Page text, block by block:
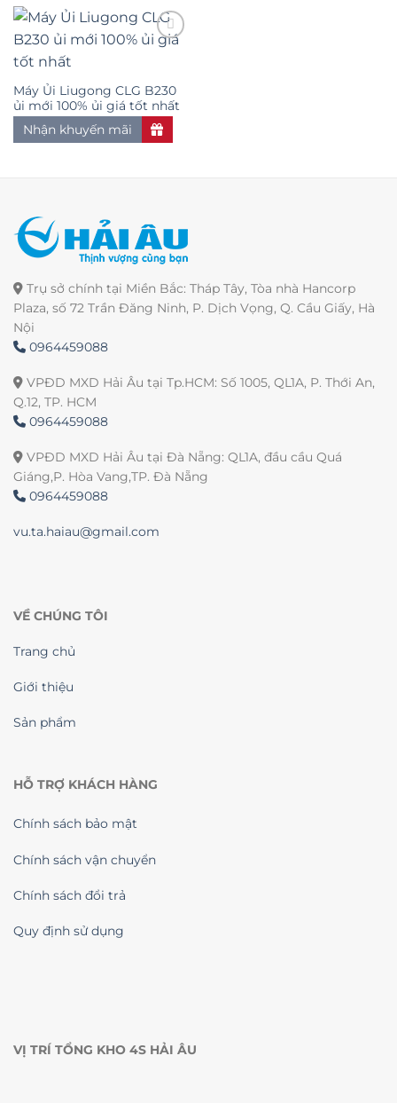
wishlist
Máy Ủi Liugong CLG B230
ủi mới 100% ủi giá tốt nhất
Nhận khuyến mãi
Trụ sở chính tại Miền Bắc: Tháp Tây, Tòa nhà Hancorp
Plaza, số 72 Trần Đăng Ninh, P. Dịch Vọng, Q. Cầu Giấy, Hà
Nội
0964459088
VPĐD MXD Hải Âu tại Tp.HCM: Số 1005, QL1A, P. Thới An,
Q.12, TP. HCM
0964459088
VPĐD MXD Hải Âu tại Đà Nẵng: QL1A, đầu cầu Quá
Giáng,P. Hòa Vang,TP. Đà Nẵng
0964459088
vu.ta.haiau@gmail.com
VỀ CHÚNG TÔI
Trang chủ
Giới thiệu
Sản phẩm
HỖ TRỢ KHÁCH HÀNG
Chính sách bảo mật
Chính sách vận chuyển
Chính sách đổi trả
Quy định sử dụng
VỊ TRÍ TỔNG KHO 4S HẢI ÂU